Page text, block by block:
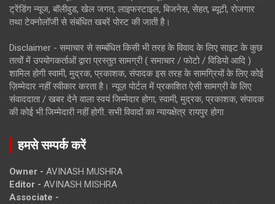
ट्रेंडिंग न्यूज, बॉलीवुड, खेल जगत, लाइफस्टाइल, बिजनेस, सेहत, ब्यूटी, रोजगार
तथा टेक्नोलॉजी से संबंधित खबरें पोस्ट की जाती है।
Disclaimer - समाचार से सम्बंधित किसी भी तरह के विवाद के लिए साइट के कुछ
तत्वों में उपयोगकर्ताओं द्वारा प्रस्तुत सामग्री ( समाचार / फोटो / विडियो आदि )
शामिल होगी स्वामी, मुद्रक, प्रकाशक, संपादक इस तरह के सामग्रियों के लिए कोई
ज़िम्मेदार नहीं स्वीकार करता है। न्यूज़ पोर्टल में प्रकाशित ऐसी सामग्री के लिए
संवाददाता / खबर देने वाला स्वयं जिम्मेदार होगा, स्वामी, मुद्रक, प्रकाशक, संपादक
की कोई भी जिम्मेदारी नहीं होगी. सभी विवादों का न्यायक्षेत्र रायपुर होगा
हमसे सम्पर्क करें
Owner - AVINASH MUSHRA
Editor - AVINASH MISHRA
Associate -